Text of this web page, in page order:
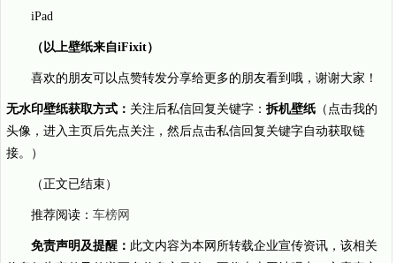
iPad
（以上壁纸来自iFixit）
喜欢的朋友可以点赞转发分享给更多的朋友看到哦，谢谢大家！
无水印壁纸获取方式： 关注后私信回复关键字： 拆机壁纸 （点击我的
头像，进入主页后先点关注，然后点击私信回复关键字自动获取链
接。）
（正文已结束）
推荐阅读： 车榜网
免责声明及提醒： 此文内容为本网所转载企业宣传资讯，该相关